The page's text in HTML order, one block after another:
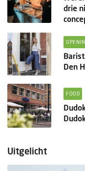
drie
Den
FOOD
Uitgelicht